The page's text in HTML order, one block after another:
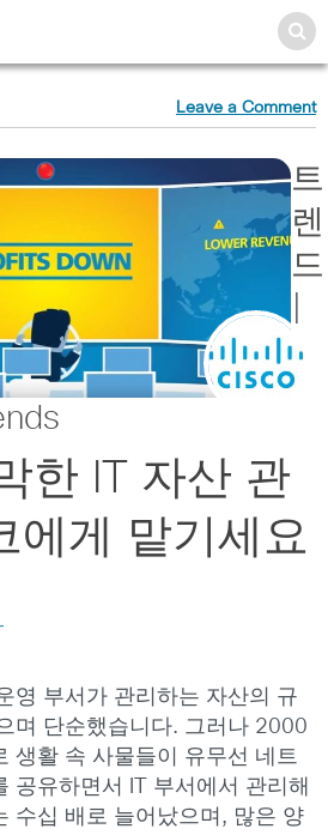
Leave a Comment
트
렌
드
한 IT 자산 관
에게 맡기세요
영 부서가 관리하는 자산의 규
며 단순했습니다. 그러나 2000
생활 속 사물들이 유무선 네트
공유하면서 IT 부서에서 관리해
수십 배로 늘어났으며, 많은 양